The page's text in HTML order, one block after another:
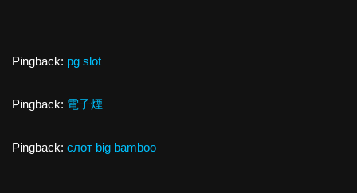
Pingback: pg slot
Pingback: 電子煙
Pingback: слот big bamboo